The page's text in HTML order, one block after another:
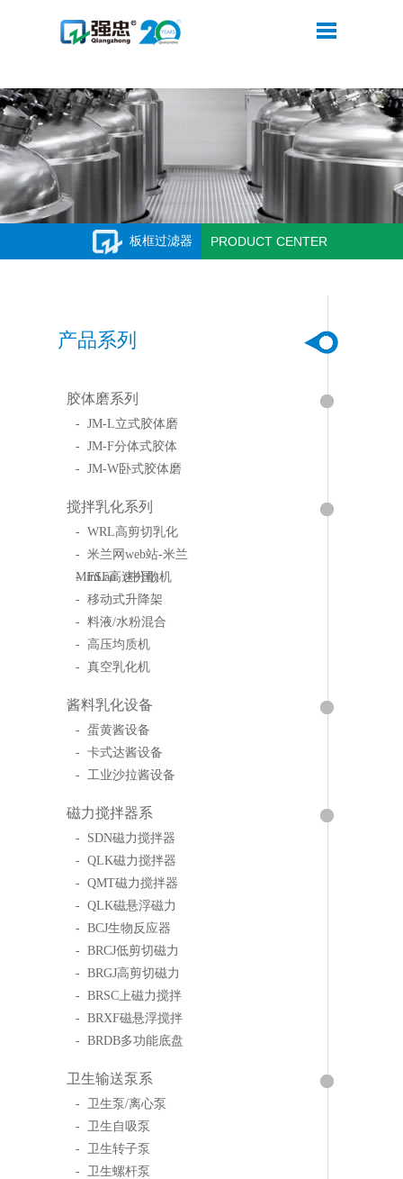
米兰网web站
板框过滤器 PRODUCT CENTER
产品系列
胶体磨系列
- JM-L立式胶体磨
- JM-F分体式胶体
- JM-W卧式胶体磨
搅拌乳化系列
- WRL高剪切乳化
- 米兰网web站-米兰
MinLan（中国）
- FSF高速分散机
- 移动式升降架
- 料液/水粉混合
- 高压均质机
- 真空乳化机
酱料乳化设备
- 蛋黄酱设备
- 卡式达酱设备
- 工业沙拉酱设备
磁力搅拌器系
- SDN磁力搅拌器
- QLK磁力搅拌器
- QMT磁力搅拌器
- QLK磁悬浮磁力
- BCJ生物反应器
- BRCJ低剪切磁力
- BRGJ高剪切磁力
- BRSC上磁力搅拌
- BRXF磁悬浮搅拌
- BRDB多功能底盘
卫生输送泵系
- 卫生泵/离心泵
- 卫生自吸泵
- 卫生转子泵
- 卫生螺杆泵